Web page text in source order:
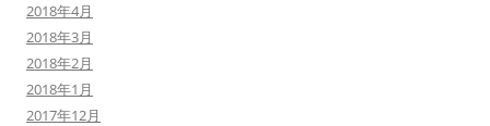
2018年4月
2018年3月
2018年2月
2018年1月
2017年12月